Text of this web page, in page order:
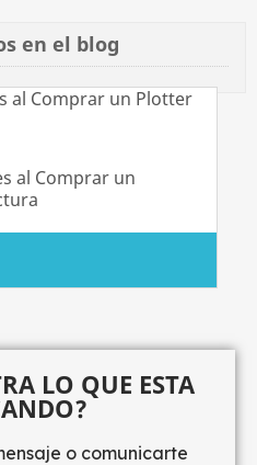
en el blog
al Comprar un
LO QUE ESTA
o comunicarte